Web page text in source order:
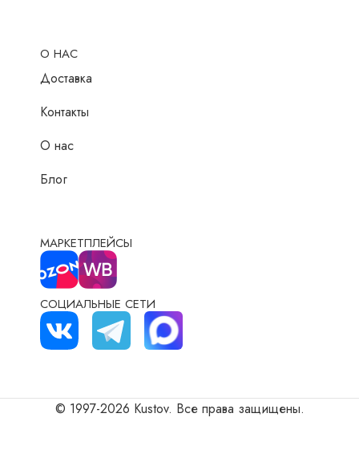
О НАС
Доставка
Контакты
О нас
Блог
МАРКЕТПЛЕЙСЫ
СОЦИАЛЬНЫЕ СЕТИ
© 1997-2026 Kustov. Все права защищены.